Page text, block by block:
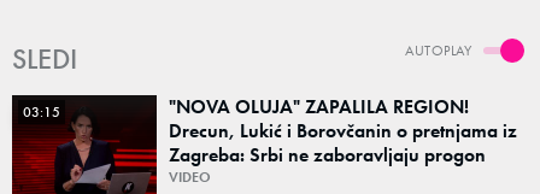
AUTOPLAY
SLEDI
03:15
"NOVA OLUJA" ZAPALILA REGION!
Drecun, Lukić i Borovčanin o pretnjama iz
Zagreba: Srbi ne zaboravljaju progon
VIDEO